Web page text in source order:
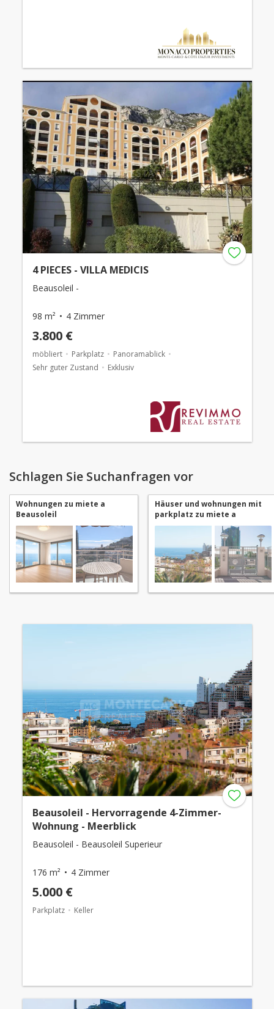
4 PIECES - VILLA MEDICIS
Beausoleil -
98 m² 4 Zimmer
3.800 €
möbliert Parkplatz
Panoramablick
Sehr guter Zustand
Exklusiv
Schlagen Sie Suchanfragen vor
Wohnungen zu miete a
Beausoleil
Häuser und wohnungen mit
parkplatz zu miete a
Beausoleil
Beausoleil - Hervorragende 4-Zimmer-
Wohnung - Meerblick
Beausoleil - Beausoleil Superieur
176 m² 4 Zimmer
5.000 €
Parkplatz Keller